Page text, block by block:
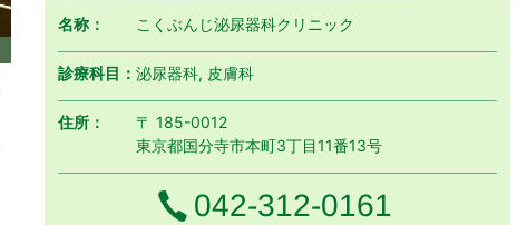
名称： こくぶんじ泌尿器科クリニック
診療科目：泌尿器科, 皮膚科
住所：
〒 185-0012
東京都国分寺市本町3丁目11番13号
電話番号
042-312-0161